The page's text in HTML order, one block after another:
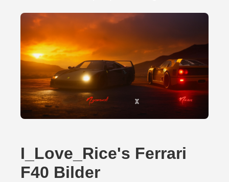
I_Love_Rice's Ferrari
F40 Bilder